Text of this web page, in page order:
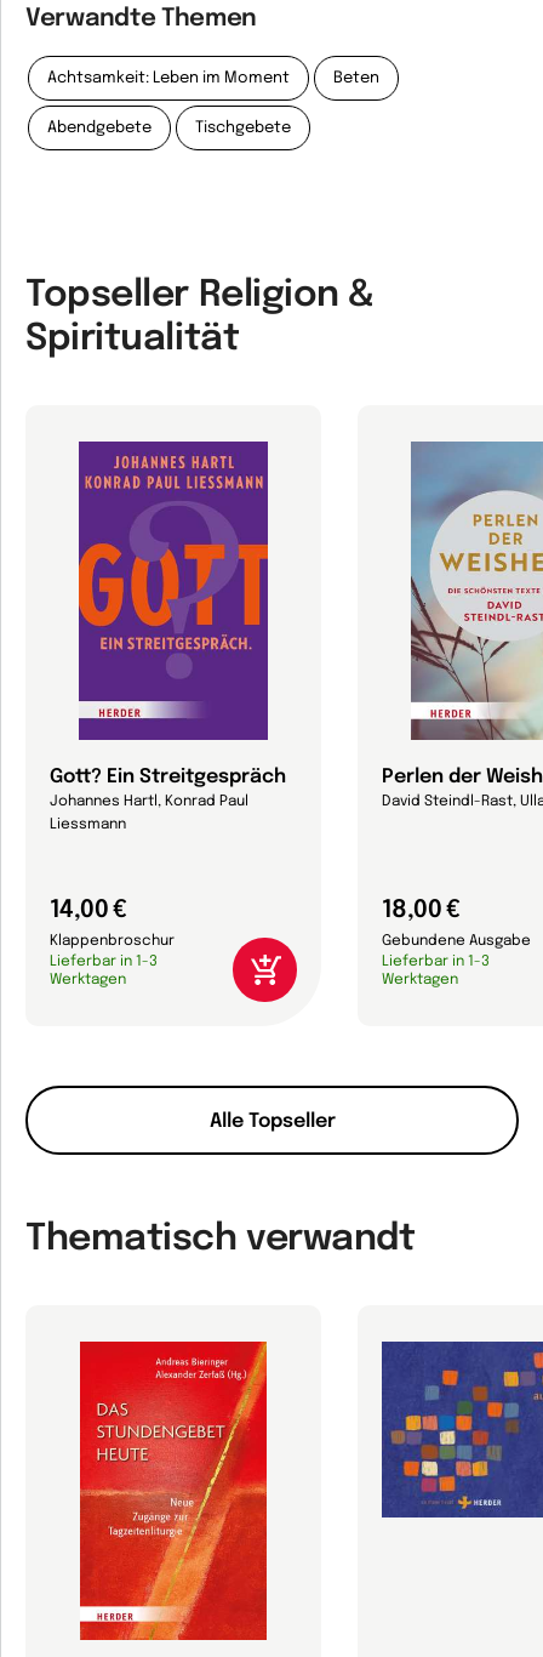
Verwandte Themen
Achtsamkeit: Leben im Moment Beten
Abendgebete Tischgebete
Topseller Religion &
Spiritualität
Alle Topseller
Gott? Ein Streitgespräch
Johannes Hartl, Konrad Paul
Liessmann
14,00 €
Klappenbroschur
Lieferbar in 1-3
Werktagen
Perlen der
David Steindl-Rast,
18,00 €
Gebundene Ausgabe
Lieferbar in 1-3
Werktagen
Thematisch verwandt